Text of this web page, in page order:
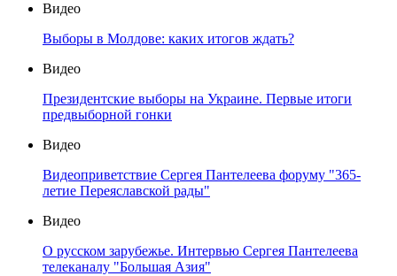
Видео
Выборы в Молдове: каких итогов ждать?
Видео
Президентские выборы на Украине. Первые итоги
предвыборной гонки
Видео
Видеоприветствие Сергея Пантелеева форуму "365-
летие Переяславской рады"
Видео
О русском зарубежье. Интервью Сергея Пантелеева
телеканалу "Большая Азия"